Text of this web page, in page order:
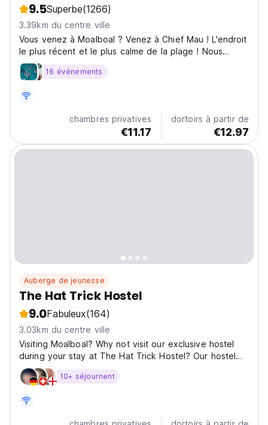
9.5Superbe(1266)
3.39km du centre ville
Vous venez à Moalboal ? Venez à Chief Mau ! L'endroit
le plus récent et le plus calme de la plage ! Nous
sommes idéalement situés à seulement 2 minutes à
pied.
16 événements
chambres privatives
€11.17
dortoirs à partir de
€12.97
Auberge de jeunesse
The Hat Trick Hostel
9.0Fabuleux(164)
3.03km du centre ville
Visiting Moalboal? Why not visit our exclusive hostel
during your stay at The Hat Trick Hostel? Our hostel
offers a completely new design with it's unique roof
and native wood, with our hand crafted furniture in all
10+ séjournent